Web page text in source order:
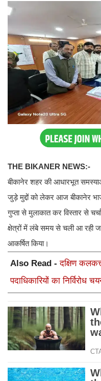
THE BIKANER NEWS:-
बीकानेर शहर की आधारभूत
जुड़े मुद्दों को लेकर आज बीकानेर
गुप्ता से मुलाकात कर विस्तार से
क्षेत्रों में लंबे समय से चली आ रही
आकर्षित किया।
Also Read -दक्षिण
पदाधिकारियों का निर्विरोध